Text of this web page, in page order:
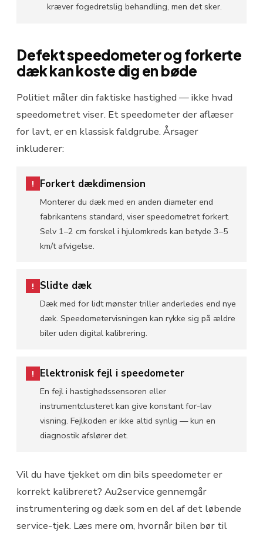
kræver fogedretslig behandling, men det sker.
Defekt speedometer og forkerte
dæk kan koste dig en bøde
Politiet måler din faktiske hastighed — ikke hvad
speedometret viser. Et speedometer der aflæser
for lavt, er en klassisk faldgrube. Årsager
inkluderer:
! Forkert dækdimension
Monterer du dæk med en anden diameter end
fabrikantens standard, viser speedometret forkert.
Selv 1–2 cm forskel i hjulomkreds kan betyde 3–5
km/t afvigelse.
! Slidte dæk
Dæk med for lidt mønster triller anderledes end nye
dæk. Speedometervisningen kan rykke sig på ældre
biler uden digital kalibrering.
! Elektronisk fejl i speedometer
En fejl i hastighedssensoren eller
instrumentclusteret kan give konstant for-lav
visning. Fejlkoden er ikke altid synlig — kun en
diagnostik afslører det.
Vil du have tjekket om din bils speedometer er
korrekt kalibreret? Au2service gennemgår
instrumentering og dæk som en del af det løbende
service-tjek. Læs mere om, hvornår bilen bør til